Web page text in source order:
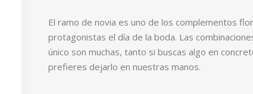
El ramo de novia es uno de los complementos
protagonistas el día de la boda. Las
único son muchas, tanto si buscas algo en
prefieres dejarlo en nuestras manos.